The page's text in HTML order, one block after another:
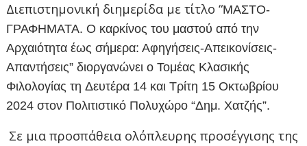
Διεπιστημονική διημερίδα με τίτλο “ΜΑΣΤΟ-
ΓΡΑΦΗΜΑΤΑ. Ο καρκίνος του μαστού από την
Αρχαιότητα έως σήμερα: Αφηγήσεις-Απεικονίσεις-
Απαντήσεις” διοργανώνει ο Τομέας Κλασικής
Φιλολογίας τη Δευτέρα 14 και Τρίτη 15 Οκτωβρίου
2024 στον Πολιτιστικό Πολυχώρο “Δημ. Χατζής”.
Σε μια προσπάθεια ολόπλευρης προσέγγισης της